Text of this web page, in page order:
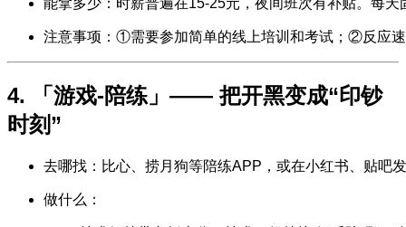
能拿多少：时薪普遍在15-25元，夜间班次有补贴。每
注意事项：①需要参加简单的线上培训和考试；②反应
4. 「游戏-陪练」—— 把开黑变成“印钞
时刻”
去哪找：比心、捞月狗等陪练APP，或在小红书、贴吧
做什么：